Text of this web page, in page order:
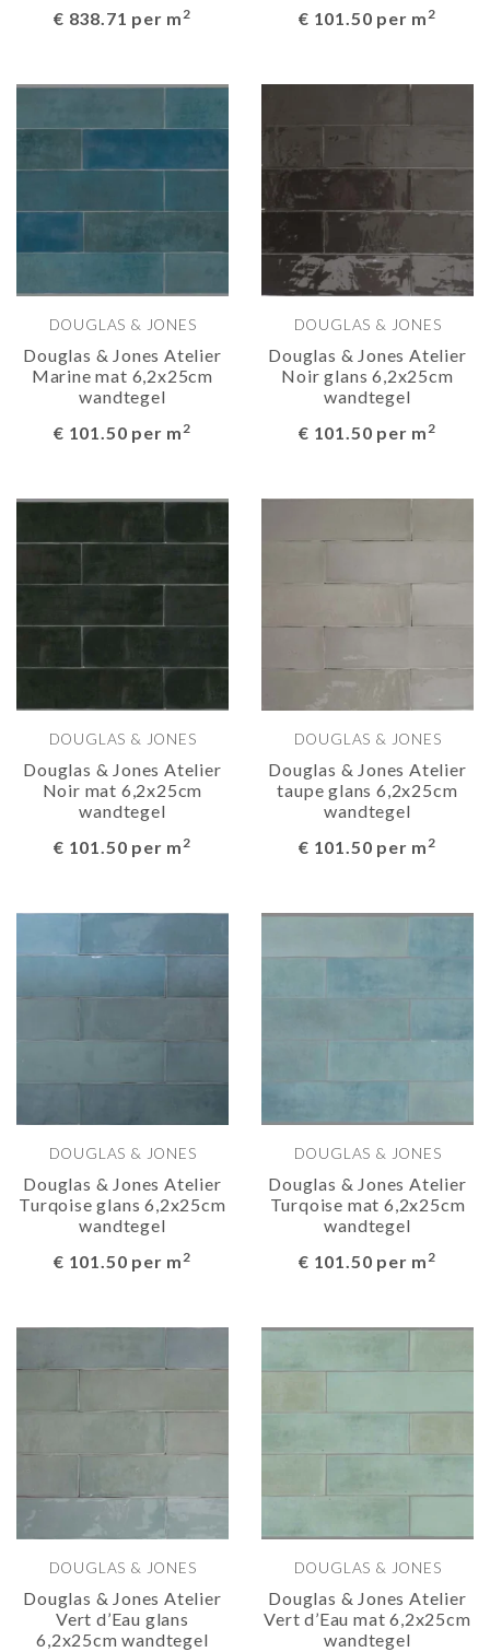
€ 838.71 per m2 € 101.50 per m2
DOUGLAS & JONES
Douglas & Jones Atelier
Marine mat 6,2x25cm
wandtegel
€ 101.50 per m2
DOUGLAS & JONES
Douglas & Jones Atelier
Noir glans 6,2x25cm
wandtegel
€ 101.50 per m2
DOUGLAS & JONES
Douglas & Jones Atelier
Noir mat 6,2x25cm
wandtegel
€ 101.50 per m2
DOUGLAS & JONES
Douglas & Jones Atelier
taupe glans 6,2x25cm
wandtegel
€ 101.50 per m2
DOUGLAS & JONES
Douglas & Jones Atelier
Turqoise glans 6,2x25cm
wandtegel
€ 101.50 per m2
DOUGLAS & JONES
Douglas & Jones Atelier
Turqoise mat 6,2x25cm
wandtegel
€ 101.50 per m2
DOUGLAS & JONES
Douglas & Jones Atelier
Vert d’Eau glans
6,2x25cm wandtegel
DOUGLAS & JONES
Douglas & Jones Atelier
Vert d’Eau mat 6,2x25cm
wandtegel